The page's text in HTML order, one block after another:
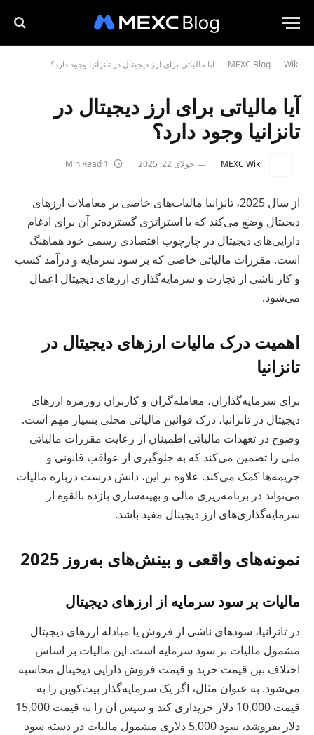
MEXC Blog - Wiki
- آیا مالیاتی برای ارز دیجیتال در تانزانیا وجود دارد؟
آیا مالیاتی برای ارز دیجیتال در
تانزانیا وجود دارد؟
MEXC Wiki جولای 22, 2025
از سال 2025، تانزانیا مالیات‌های خاصی بر معاملات ارزهای
دیجیتال وضع می‌کند که با استراتژی گسترده‌تر آن برای ادغام
دارایی‌های دیجیتال در چارچوب اقتصادی رسمی خود هماهنگ
است. مقررات مالیاتی خاصی که بر سود سرمایه و درآمد کسب
و کار ناشی از تجارت و سرمایه‌گذاری ارزهای دیجیتال اعمال
می‌شود.
اهمیت درک مالیات ارزهای دیجیتال در
تانزانیا
برای سرمایه‌گذاران، معامله‌گران و کاربران روزمره ارزهای
دیجیتال در تانزانیا، درک قوانین مالیاتی محلی بسیار مهم است.
وضوح در تعهدات مالیاتی اطمینان از رعایت مقررات مالیاتی
ملی را تضمین می‌کند که به جلوگیری از عواقب قانونی و
جریمه‌ها کمک می‌کند. علاوه بر این، دانش درست درباره مالیات
می‌تواند در برنامه‌ریزی مالی و بهینه‌سازی بازده بالقوه از
سرمایه‌گذاری‌های ارز دیجیتال مفید باشد.
نمونه‌های واقعی و بینش‌های به‌روز 2025
مالیات بر سود سرمایه از ارزهای دیجیتال
در تانزانیا، سودهای ناشی از فروش یا مبادله ارزهای دیجیتال
مشمول مالیات بر سود سرمایه است. این مالیات بر اساس
اختلاف بین قیمت خرید و قیمت فروش دارایی دیجیتال محاسبه
می‌شود. به عنوان مثال، اگر یک سرمایه‌گذار بیت‌کوین را به
قیمت 10,000 دلار خریداری کند و سپس آن را به قیمت 15,000
دلار بفروشد، سود 5,000 دلاری مشمول مالیات در دسته سود